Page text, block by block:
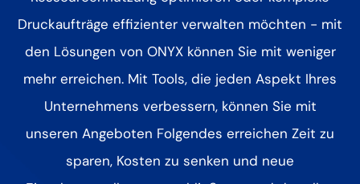
Druckaufträge effizienter verwalten möchten - mit
den Lösungen von ONYX können Sie mit weniger
mehr erreichen. Mit Tools, die jeden Aspekt Ihres
Unternehmens verbessern, können Sie mit
unseren Angeboten Folgendes erreichen Zeit zu
sparen, Kosten zu senken und neue